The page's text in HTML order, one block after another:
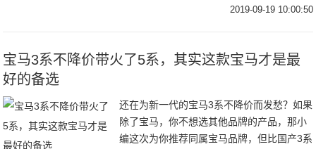
心头好，风衣当然是每年秋季不能避免的话
2019-09-19 10:00:50
宝马3系不降价带火了5系，其实这款宝马才是最
好的备选
还在为新一代的宝马3系不降价而发愁？如果
除了宝马，你不想选其他品牌的产品，那小
编这次为你推荐同属宝马品牌，但比国产3系